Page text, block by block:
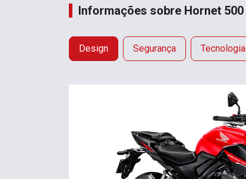
Informações sobre Hornet 500
Design Segurança Tecnologia